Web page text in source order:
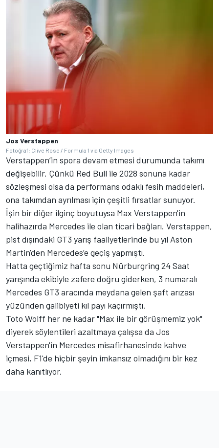
Jos Verstappen
Fotoğraf: Clive Rose / Formula 1 via Getty Images
Verstappen’in spora devam etmesi durumunda takımı
değişebilir. Çünkü Red Bull ile 2028 sonuna kadar
sözleşmesi olsa da performans odaklı fesih maddeleri,
ona takımdan ayrılması için çeşitli fırsatlar sunuyor.
İşin bir diğer ilginç boyutuysa Max Verstappen'in
halihazırda Mercedes ile olan ticari bağları. Verstappen,
pist dışındaki GT3 yarış faaliyetlerinde bu yıl Aston
Martin'den Mercedes’e geçiş yapmıştı.
Hatta geçtiğimiz hafta sonu Nürburgring 24 Saat
yarışında ekibiyle zafere doğru giderken, 3 numaralı
Mercedes GT3 aracında meydana gelen şaft arızası
yüzünden galibiyeti kıl payı kaçırmıştı.
Toto Wolff her ne kadar "Max ile bir görüşmemiz yok"
diyerek söylentileri azaltmaya çalışsa da Jos
Verstappen'in Mercedes misafirhanesinde kahve
içmesi, F1'de hiçbir şeyin imkansız olmadığını bir kez
daha kanıtlıyor.